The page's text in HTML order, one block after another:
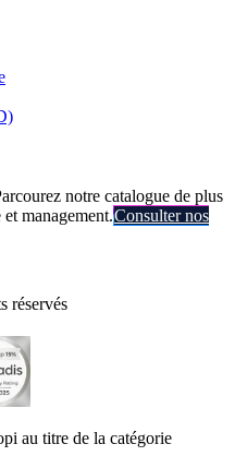
notre catalogue de plus
management.Consulter nos
réservés
au titre de la catégorie